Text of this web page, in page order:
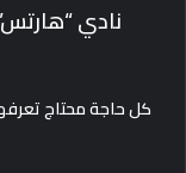
نادي
كل حاجة محتاج